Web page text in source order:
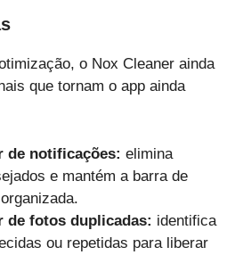
o Nox Cleaner ainda
que tornam o app ainda
de notificações: elimina
e mantém a barra de
de fotos duplicadas: identifica
ou repetidas para liberar